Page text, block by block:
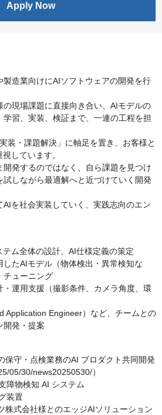
Apply Now
製造業向けにAIソフトウェアの開発を行
現場課題に直接向き合い、AIモデルの
習、実装、検証まで、一連の工程を担
装・課題解決」に軸足を置き、お客様と
しています。
発するのではなく、自ら課題を見つけ
しながら最適解へと近づけていく開発
を社会実装していく、実践志向のエン
テム全体の設計、AI仕様定義の策定
したAIモデル（物体検出・異常検知な
チューニング
・運用支援（撮影条件、カメラ角度、環
Application Engineer）など、チームとの
開発・提案
保守・点検業務のAI プロダクト共同開発
05/30/news20250530/）
障物検知 AI システム
装置
株式会社様とのエッジAIソリューション